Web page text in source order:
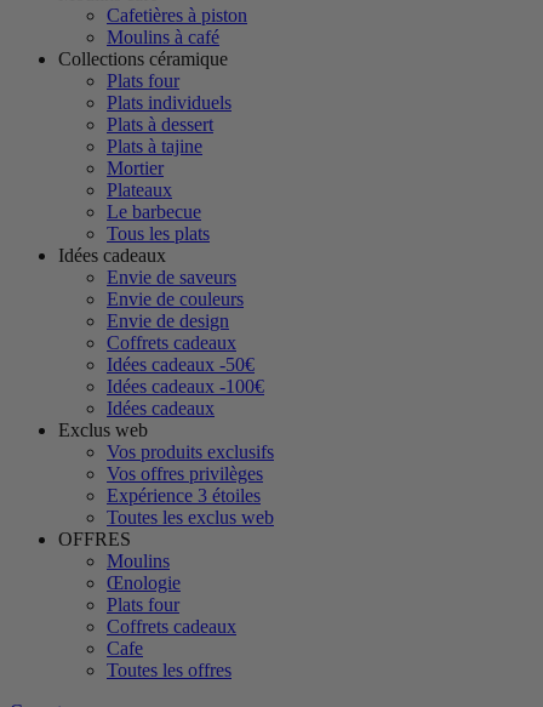
Cafetières à piston
Moulins à café
Collections céramique
Plats four
Plats individuels
Plats à dessert
Plats à tajine
Mortier
Plateaux
Le barbecue
Tous les plats
Idées cadeaux
Envie de saveurs
Envie de couleurs
Envie de design
Coffrets cadeaux
Idées cadeaux -50€
Idées cadeaux -100€
Idées cadeaux
Exclus web
Vos produits exclusifs
Vos offres privilèges
Expérience 3 étoiles
Toutes les exclus web
OFFRES
Moulins
Œnologie
Plats four
Coffrets cadeaux
Cafe
Toutes les offres